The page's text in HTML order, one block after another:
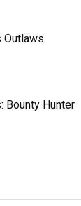
Outlaws
Bounty Hunter